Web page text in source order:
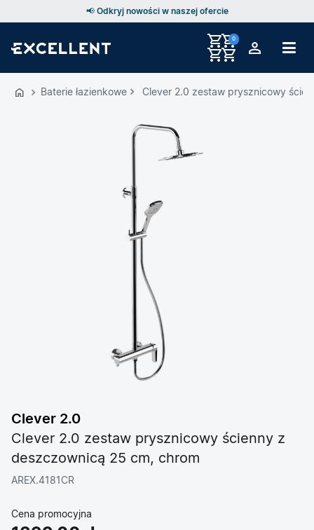
📢 Odkryj nowości w naszej ofercie
0
Baterie łazienkowe Clever 2.0 zestaw prysznicowy
Clever 2.0
Clever 2.0 zestaw prysznicowy ścienny z
deszczownicą 25 cm, chrom
AREX.4181CR
Cena promocyjna